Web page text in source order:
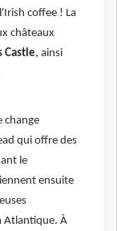
coffee ! La
châteaux
Castle, ainsi
change
qui offre des
le
ensuite
Atlantique. À